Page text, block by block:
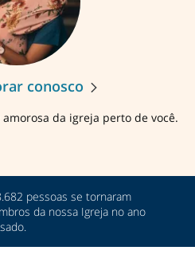
conosco
da igreja perto de você.
pessoas se tornaram
da nossa Igreja no ano